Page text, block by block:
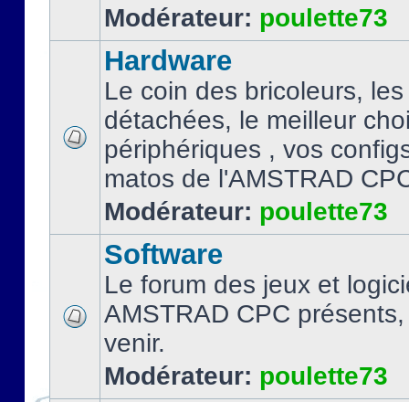
Modérateur: poulette73
Hardware
Le coin des bricoleurs,
détachées, le meilleur
périphériques , vos
matos de l'AMSTRAD
Modérateur: poulette73
Software
Le forum des jeux et
AMSTRAD CPC
venir.
Modérateur: poulette73